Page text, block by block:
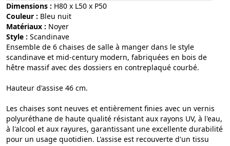
Dimensions : H80 x L50 x P50
Couleur :
bleu nuit
Matériaux :
noyer
Style :
scandinave
Ensemble de 6 chaises de salle à manger dans le style
scandinave et mid-century modern, fabriquées en bois de
hêtre massif avec des dossiers en contreplaqué courbé.
Hauteur d'assise 46 cm.
Les chaises sont neuves et entièrement finies avec un vernis
polyuréthane de haute qualité résistant aux rayons UV, à l'eau,
à l'alcool et aux rayures, garantissant une excellente durabilité
pour un usage quotidien. L'assise est recouverte d'un tissu